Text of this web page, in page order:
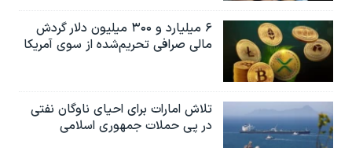
۶ میلیارد و ۳۰۰ میلیون دلار گردش
مالی صرافی تحریم‌شده از سوی آمریکا
تلاش امارات برای احیای ناوگان نفتی
در پی حملات جمهوری اسلامی